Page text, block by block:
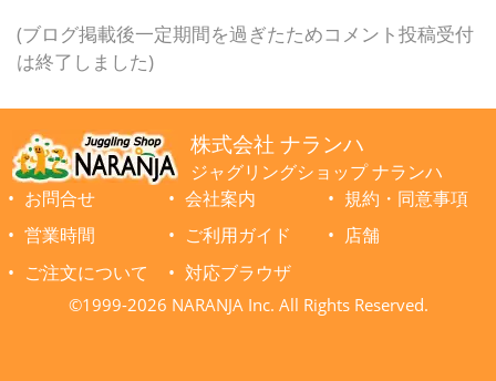
(ブログ掲載後一定期間を過ぎたためコメント投稿受付
は終了しました)
株式会社 ナランハ
ジャグリングショップ ナランハ
お問合せ
会社案内
規約・同意事項
営業時間
ご利用ガイド
店舗
ご注文について
対応ブラウザ
©1999-2026 NARANJA Inc. All Rights Reserved.